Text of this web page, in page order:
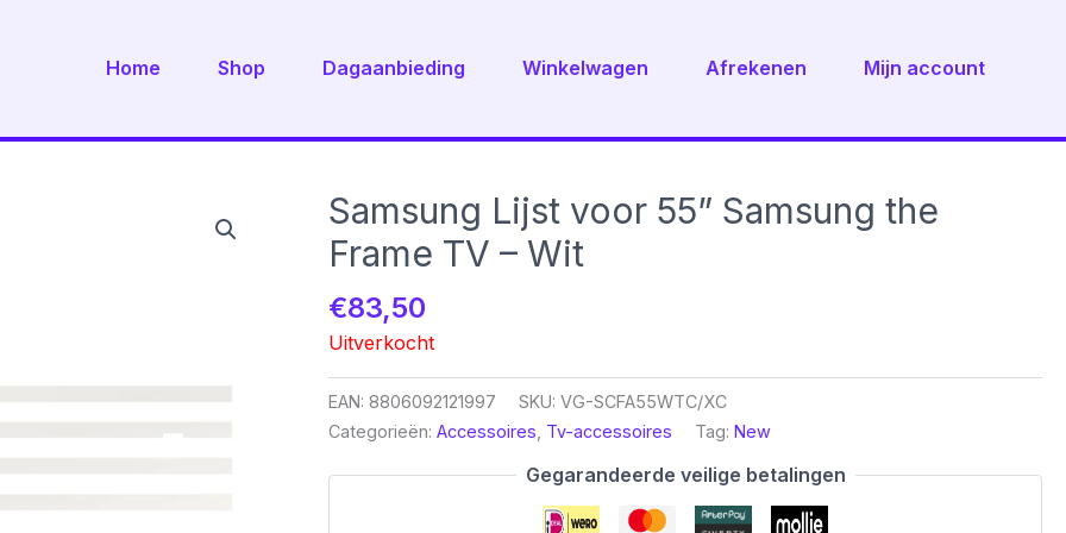
Home Shop Dagaanbieding Winkelwagen Afrekenen Mijn account
Samsung Lijst voor 55” Samsung the
Frame TV – Wit
€83,50
Uitverkocht
EAN: 8806092121997 SKU:VG-SCFA55WTC/XC
Categorieën:Accessoires Tv-accessoires Tag:New
Gegarandeerde veilige betalingen